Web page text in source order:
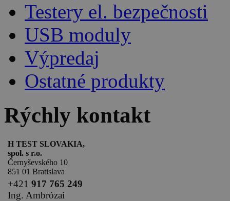
Testery el. bezpečnosti
USB moduly
Výpredaj
Ostatné produkty
Rýchly kontakt
H TEST SLOVAKIA,
spol. s r.o.
Černyševského 10
851 01 Bratislava
+421 917 765 249
Ing. Ambrózai